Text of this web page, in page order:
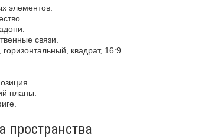
элементов.
связи.
квадрат, 16:9.
планы.
пространства